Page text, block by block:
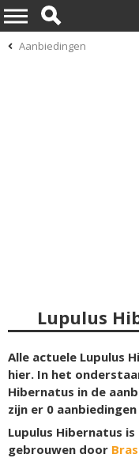
Aanbiedingen
Lupulus
Alle actuele Lupulus
hier. In het
Hibernatus in de
zijn er 0
Lupulus Hibernatus is
gebrouwen door